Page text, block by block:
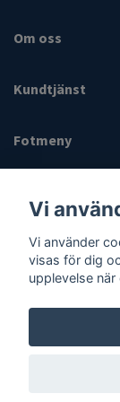
Om oss
Kundtjänst
Fotmeny
© 2026
Vi
Vi använder
visas för dig
upplevelse